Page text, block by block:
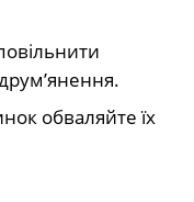
обваляйте їх